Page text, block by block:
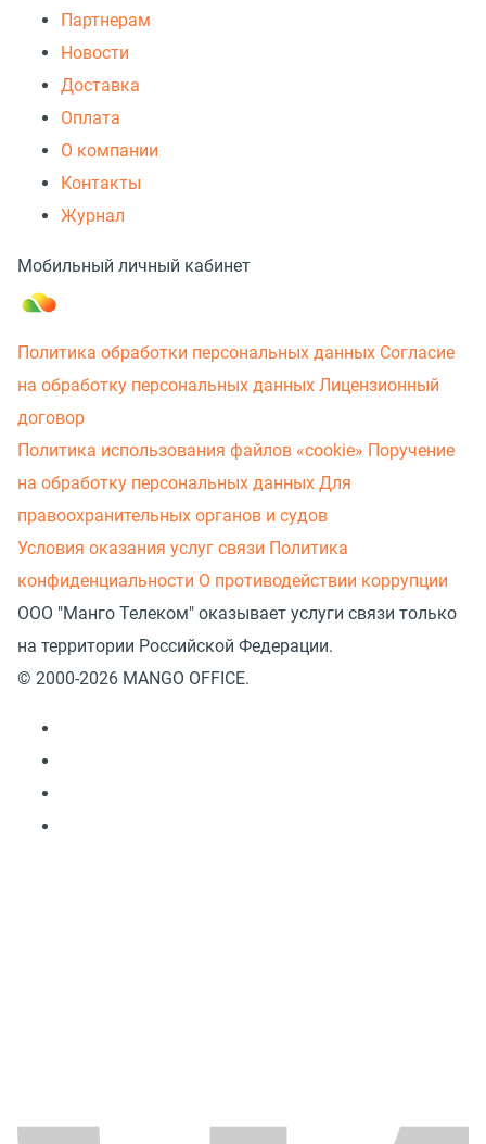
Партнерам
Новости
Доставка
Оплата
О компании
Контакты
Журнал
Мобильный личный кабинет
Политика обработки персональных данных Согласие
на обработку персональных данных Лицензионный
договор
Политика использования файлов «cookie» Поручение
на обработку персональных данных Для
правоохранительных органов и судов
Условия оказания услуг связи Политика
конфиденциальности О противодействии коррупции
ООО "Манго Телеком" оказывает услуги связи только
на территории Российской Федерации.
© 2000-2026 MANGO OFFICE.